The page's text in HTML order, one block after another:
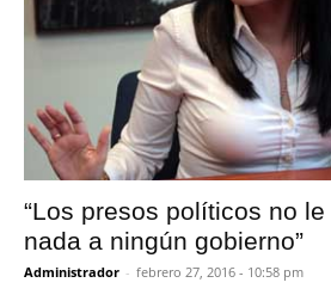
“Los presos políticos no
nada a ningún gobierno”
Administrador - febrero 27, 2016 - 10:58 pm